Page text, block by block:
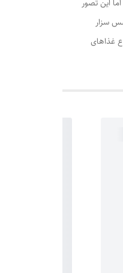
این تصور
سزار
غذاهای